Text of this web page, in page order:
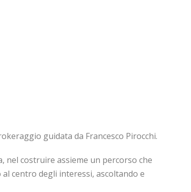
guidata da Francesco Pirocchi.
nel costruire assieme un percorso che
centro degli interessi, ascoltando e